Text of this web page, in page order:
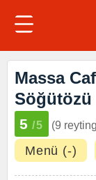
Massa
Söğütözü
5 /5 (9
Menü (-)